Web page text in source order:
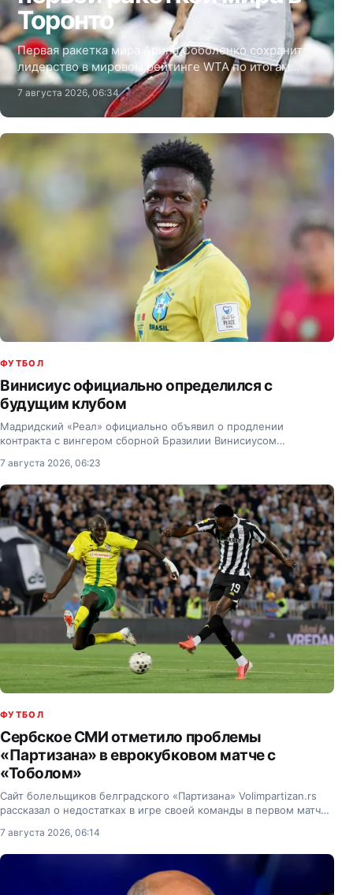
Торонто
Первая ракетка мира Арина Соболенко сохранит
лидерство в мировом рейтинге WTA по итогам
турнира в Торонто (Канада).
7 августа 2026, 06:34
ФУТБОЛ
Винисиус официально определился с
будущим клубом
Мадридский «Реал» официально объявил о продлении
контракта с вингером сборной Бразилии Винисиусом
7 августа 2026, 06:23
ФУТБОЛ
Сербское СМИ отметило проблемы
«Партизана» в еврокубковом матче с
«Тоболом»
Сайт болельщиков белградского «Партизана» Volimpartizan.rs
рассказал о недостатках в игре своей команды в первом матче
из Костаная.
7 августа 2026, 06:14